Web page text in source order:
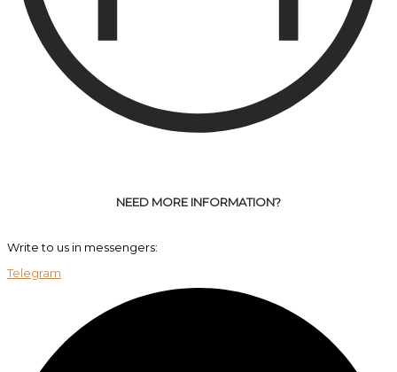
NEED MORE INFORMATION?
Write to us in messengers:
Telegram